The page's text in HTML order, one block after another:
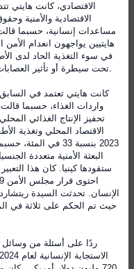
الاقتصادي، كانت هايتي
مساعدات إنسانية، حسبما
تحت سيطرة أو تأثير العصابات المسلحة. كان العنف يتوسع خارج العاصمة.
كانت هايتي تعتمد في السابق
واردات الغذاء، حسبما
تحفيز الإنتاج الغذائي
الاقتصاد المحلي وتغذية
2023 بنسبة 33 في
البعثة الأمنية متعددة
ستقودها كينيا. كان هذا
الإنسان. تحدثت السيدة
حيث تم الحكم على ثلاثة في
ردًا على أسئلة من وسائل